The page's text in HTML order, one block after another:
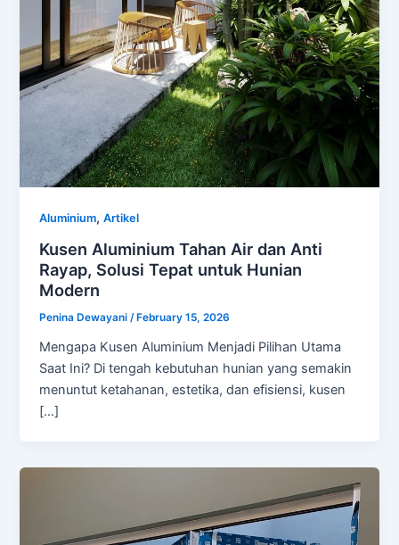
Aluminium,Artikel
Kusen Aluminium Tahan Air dan Anti
Rayap, Solusi Tepat untuk Hunian
Modern
Penina Dewayani/ February 15, 2026
Mengapa Kusen Aluminium Menjadi Pilihan Utama
Saat Ini? Di tengah kebutuhan hunian yang semakin
menuntut ketahanan, estetika, dan efisiensi, kusen
[…]